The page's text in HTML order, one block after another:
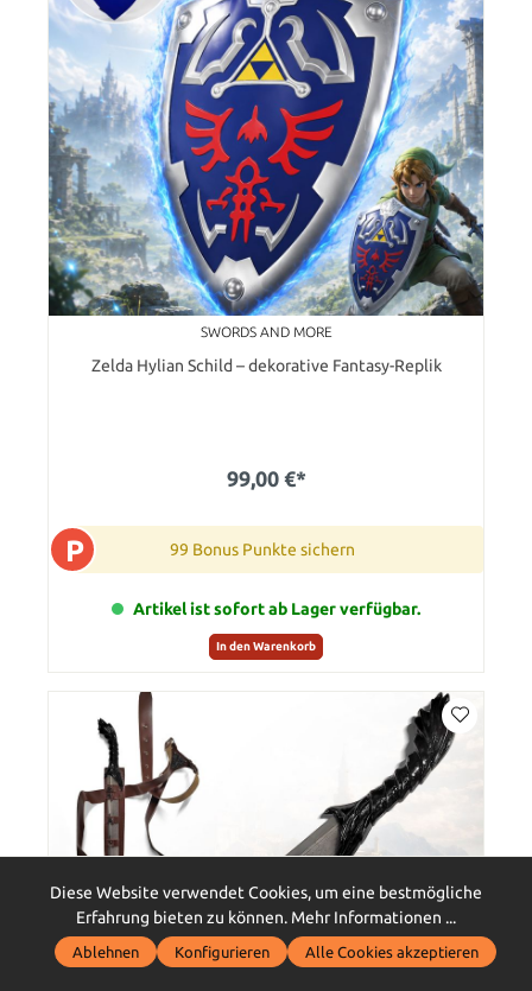
SWORDS AND MORE
Zelda Hylian Schild – dekorative Fantasy-Replik
99,00 €*
P 99 Bonus Punkte sichern
Artikel ist sofort ab Lager verfügbar.
In den Warenkorb
Diese Website verwendet Cookies, um eine bestmögliche
Erfahrung bieten zu können. Mehr Informationen ...
Ablehnen Konfigurieren Alle Cookies akzeptieren